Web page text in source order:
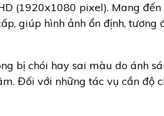
(1920x1080 pixel). Mang đến
giúp hình ảnh ổn định, tương
bị chói hay sai màu do ánh
Đối với những tác vụ cần độ